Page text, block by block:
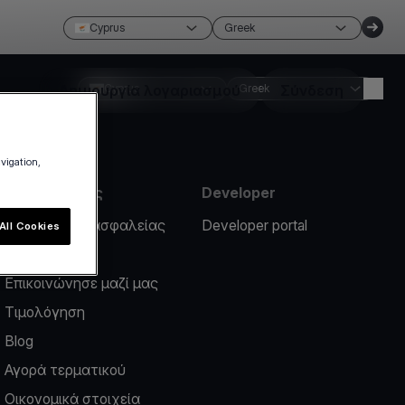
Cyprus Greek
Δημιουργία λογαριασμού
Cyprus Greek
Πληροφορίες
Περιστατικό ασφαλείας
Επικοινώνησε μαζί μας
Τιμολόγηση
Blog
Αγορά τερματικού
Οικονομικά στοιχεία
Developer
Developer portal
Cookies